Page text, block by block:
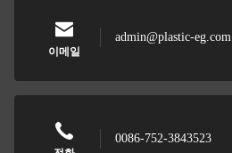
이메일
admin@plastic-eg.com
0086-752-3843523